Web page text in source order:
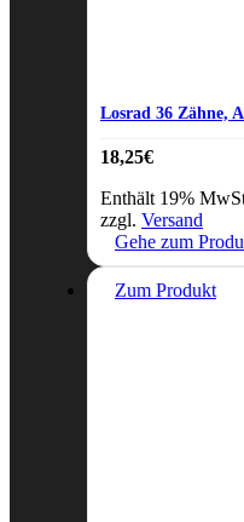
Losrad 36 Zähne,
18,25€
Enthält 19%
zzgl. Versand
Gehe zum
Zum Produkt